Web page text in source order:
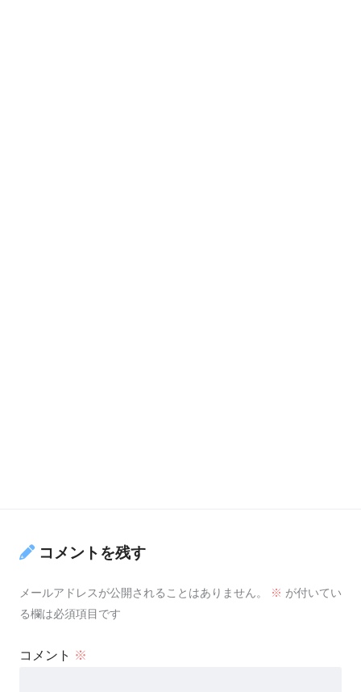
コメントを残す
メールアドレスが公開されることはありません。 ※ が付いてい
る欄は必須項目です
コメント ※